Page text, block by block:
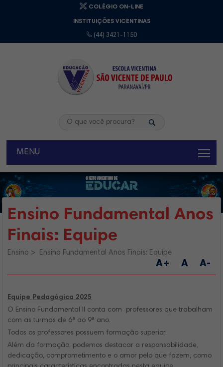
COLÉGIO ON-LINE
INSTITUIÇÕES VICENTINAS
(44) 3421-1150
MENU
Ensino Fundamental Anos
Finais: Equipe
Ensino Ensino Fundamental Anos Finais: Equipe
A+ A A-
Equipe Pedagógica 2025
O Ensino Fundamental II conta com professores que trabalham
com as turmas de 6ª ao 9ª ano.
Todos os professores possuem formação superior.
Além da formação, podemos destacar a responsabilidade,
dedicação, comprometimento e o amor pelo que fazem, como